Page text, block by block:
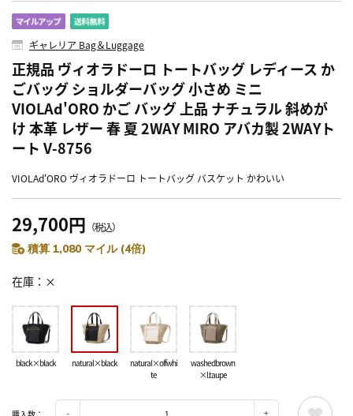
ギャレリア Bag＆Luggage
正規品 ヴィオラドーロ トートバッグ レディース か
ごバッグ ショルダーバッグ 小さめ ミニ
VIOLAd'ORO かご バッグ 上品 ナチュラル 斜めが
け 本革 レザー 春 夏 2WAY MIRO アバカ製 2WAYト
ート V-8756
VIOLAd'ORO ヴィオラドーロ トートバッグ バスケット かわいい
29,700円 （税込）
積算 1,080 マイル (4倍)
在庫 ×
black×black natural×black
natural×offwhi
te
washedbrown
×l.taupe